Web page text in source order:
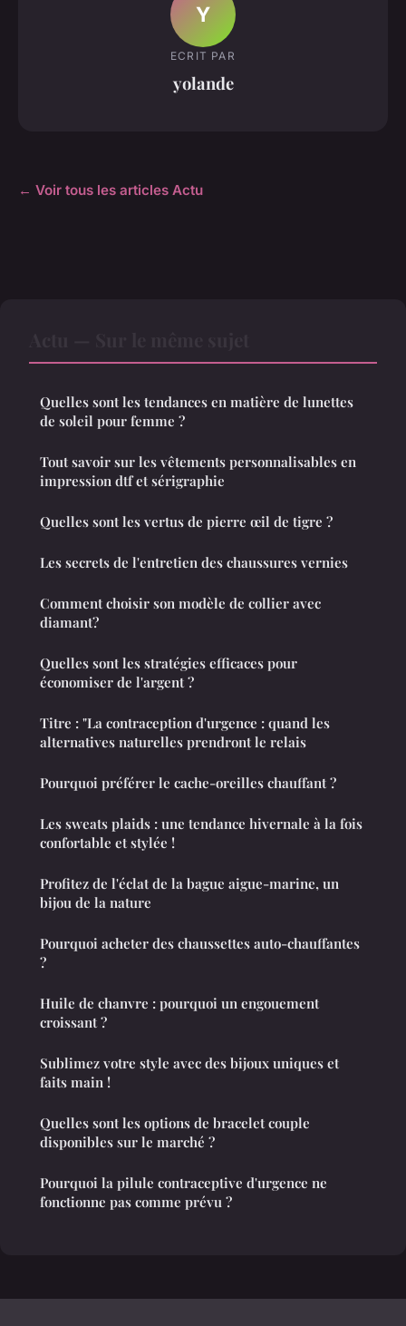
Y
ECRIT PAR
yolande
← Voir tous les articles Actu
Quelles sont les tendances en matière de lunettes
de soleil pour femme ?
Tout savoir sur les vêtements personnalisables en
impression dtf et sérigraphie
Quelles sont les vertus de pierre œil de tigre ?
Les secrets de l'entretien des chaussures vernies
Comment choisir son modèle de collier avec
diamant?
Quelles sont les stratégies efficaces pour
économiser de l'argent ?
Titre : "La contraception d'urgence : quand les
alternatives naturelles prendront le relais
Pourquoi préférer le cache-oreilles chauffant ?
Les sweats plaids : une tendance hivernale à la fois
confortable et stylée !
Profitez de l'éclat de la bague aigue-marine, un
bijou de la nature
Pourquoi acheter des chaussettes auto-chauffantes
?
Huile de chanvre : pourquoi un engouement
croissant ?
Sublimez votre style avec des bijoux uniques et
faits main !
Quelles sont les options de bracelet couple
disponibles sur le marché ?
Pourquoi la pilule contraceptive d'urgence ne
fonctionne pas comme prévu ?